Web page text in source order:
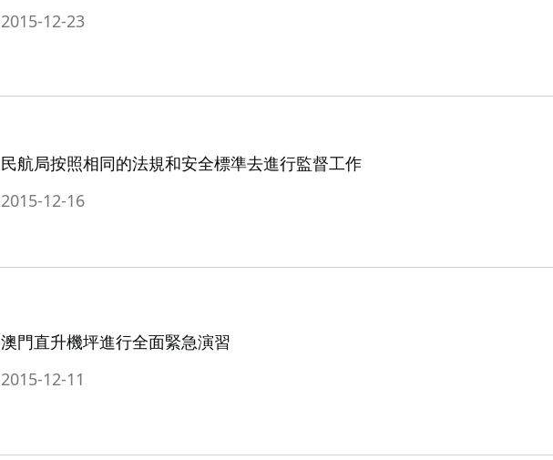
2015-12-23
民航局按照相同的法規和安全標準去進行監督工作
2015-12-16
澳門直升機坪進行全面緊急演習
2015-12-11